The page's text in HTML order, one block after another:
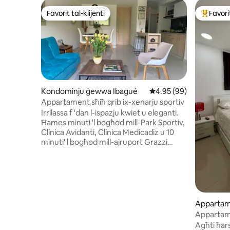
Favorit tal-klijenti
Favorit tal-klijenti
Kondominju ġewwa Ibagué Rating medju ta' 4.95
4.95 (99)
Appartament sħiħ qrib ix-xenarju sportiv
Irrilassa f 'dan l-ispazju kwiet u eleganti.
Ħames minuti 'l bogħod mill-Park Sportiv,
Clínica Avidanti, Clínica Medicadiz u 10
minuti' l bogħod mill-ajruport Grazzi
Wieħed
Agħti